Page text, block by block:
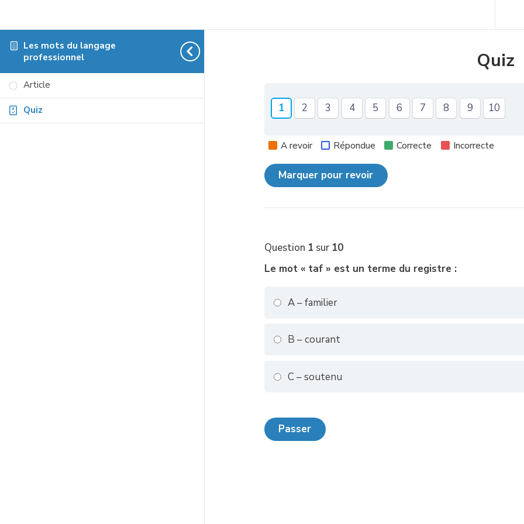
Les mots du langage
professionnel
Article
Quiz
Quiz
Afficher
Question
1
Afficher
Question
2
Afficher
Question
3
Afficher
Question
4
Afficher
Question
5
Afficher
Question
6
Afficher
Question
7
Afficher
Question
8
Afficher
Question
9
Afficher
10
A revoir Répondue Correcte Incorrecte
Question 1 sur 10
Le mot « taf » est un terme du registre :
A – familier
B – courant
C – soutenu